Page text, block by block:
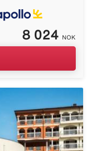
8 024 NOK